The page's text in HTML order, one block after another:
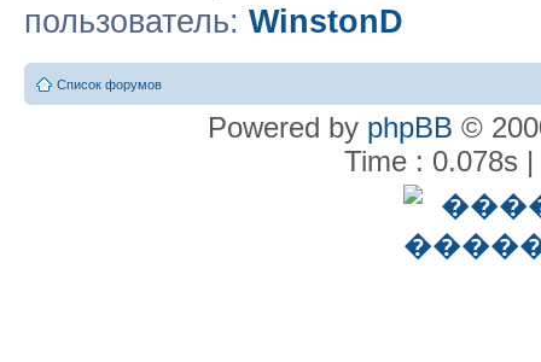
пользователь: WinstonD
Список форумов
Powered by phpBB ©
Time : 0.078s